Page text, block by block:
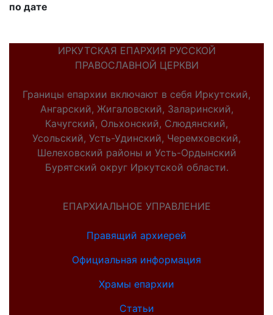
по дате
ИРКУТСКАЯ ЕПАРХИЯ РУССКОЙ
ПРАВОСЛАВНОЙ ЦЕРКВИ
Границы епархии включают в себя Иркутский,
Ангарский, Жигаловский, Заларинский,
Качугский, Ольхонский, Слюдянский,
Усольский, Усть-Удинский, Черемховский,
Шелеховский районы и Усть-Ордынский
Бурятский округ Иркутской области.
ЕПАРХИАЛЬНОЕ УПРАВЛЕНИЕ
Правящий архиерей
Официальная информация
Храмы епархии
Статьи